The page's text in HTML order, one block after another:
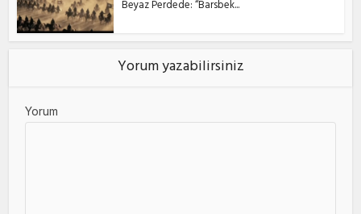
Beyaz Perdede: “Barsbek...
Yorum yazabilirsiniz
Yorum